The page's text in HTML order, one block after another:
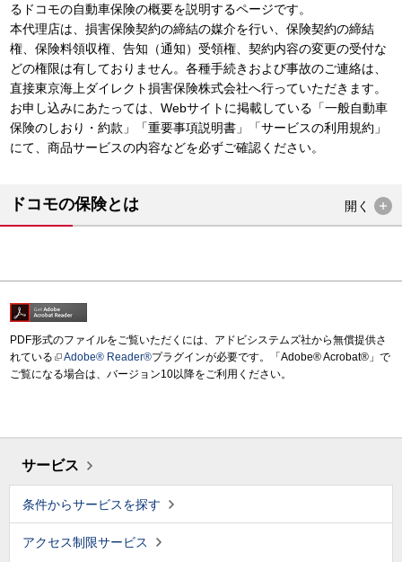
るドコモの自動車保険の概要を説明するページです。
本代理店は、損害保険契約の締結の媒介を行い、保険契約の締結
権、保険料領収権、告知（通知）受領権、契約内容の変更の受付な
どの権限は有しておりません。各種手続きおよび事故のご連絡は、
直接東京海上ダイレクト損害保険株式会社へ行っていただきます。
お申し込みにあたっては、Webサイトに掲載している「一般自動車
保険のしおり・約款」「重要事項説明書」「サービスの利用規約」
にて、商品サービスの内容などを必ずご確認ください。
ドコモの保険とは 開く
PDF形式のファイルをご覧いただくには、アドビシステムズ社から無償提供さ
れている
Adobe® Reader®プラグインが必要です。「Adobe® Acrobat®」で
ご覧になる場合は、バージョン10以降をご利用ください。
サービス
条件からサービスを探す
アクセス制限サービス